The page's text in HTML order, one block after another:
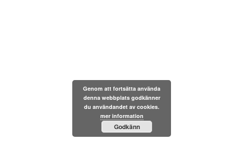
Genom att fortsätta använda
denna webbplats godkänner
du användandet av cookies.
mer information
Godkänn